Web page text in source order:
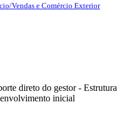
Vendas e Comércio Exterior
direto do gestor - Estrutura
inicial